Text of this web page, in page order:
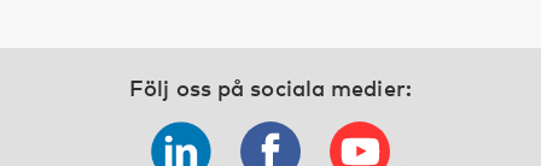
Följ oss på sociala medier: